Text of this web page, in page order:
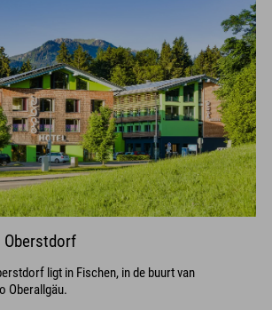
Oberstdorf
ligt in Fischen, in de buurt van
Oberallgäu.